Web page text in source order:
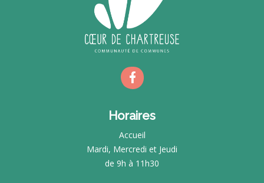
Horaires
Accueil
Mardi, Mercredi et Jeudi
de 9h à 11h30